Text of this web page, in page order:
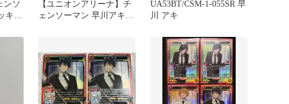
ンソ
キsr
【ユニオンアリーナ】チ
ェンソーマン 早川アキ
UA53BT/CSM-1-055SR 早
川 アキ